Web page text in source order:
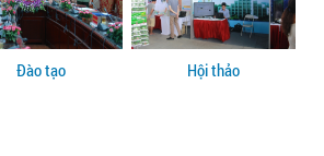
Đào tạo Hội thảo